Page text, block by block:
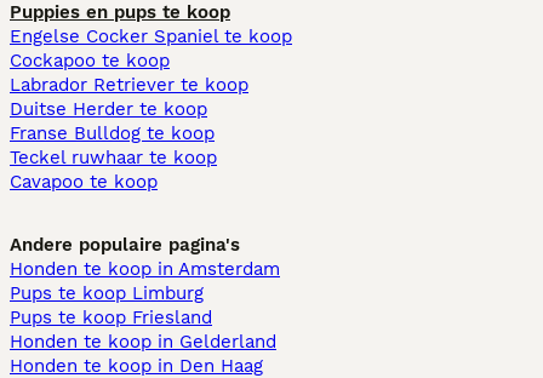
Puppies en pups te koop
Engelse Cocker Spaniel te koop
Cockapoo te koop
Labrador Retriever te koop
Duitse Herder te koop
Franse Bulldog te koop
Teckel ruwhaar te koop
Cavapoo te koop
Andere populaire pagina's
Honden te koop in Amsterdam
Pups te koop Limburg​
Pups te koop Friesland​
Honden te koop in Gelderland
Honden te koop in Den Haag